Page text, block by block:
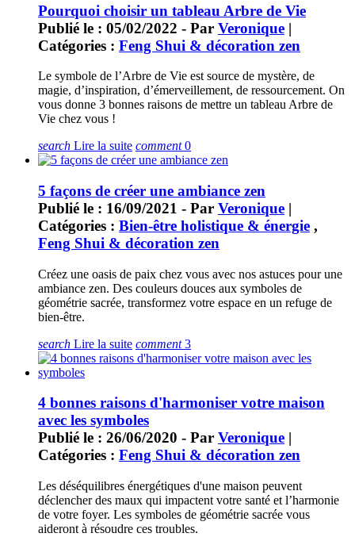
Pourquoi choisir un tableau Arbre de Vie
Publié le : 05/02/2022 - Par Veronique |
Catégories : Feng Shui & décoration zen
Le symbole de l’Arbre de Vie est source de mystère, de
magie, d’inspiration, d’émerveillement, de ressourcement. On
vous donne 3 bonnes raisons de mettre un tableau Arbre de
Vie chez vous !
search Lire la suite comment0
5 façons de créer une ambiance zen
Publié le : 16/09/2021 - Par Veronique |
Catégories : Bien-être holistique & énergie ,
Feng Shui & décoration zen
Créez une oasis de paix chez vous avec nos astuces pour une
ambiance zen. Des couleurs douces aux symboles de
géométrie sacrée, transformez votre espace en un refuge de
bien-être.
search Lire la suite comment3
4 bonnes raisons d'harmoniser votre maison
avec les symboles
Publié le : 26/06/2020 - Par Veronique |
Catégories : Feng Shui & décoration zen
Les déséquilibres énergétiques d'une maison peuvent
déclencher des maux qui impactent votre santé et l’harmonie
de votre foyer. Les symboles de géométrie sacrée vous
aideront à résoudre ces troubles.